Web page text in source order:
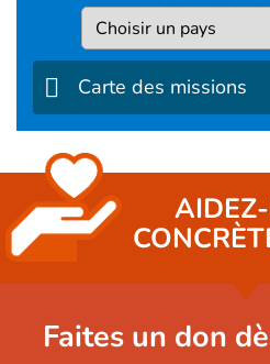
Pays
Carte des missions
Faites un don